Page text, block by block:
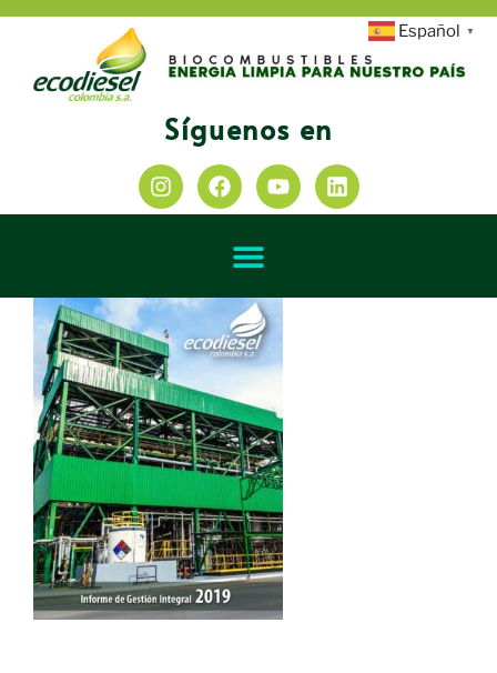
Síguenos en
Español ▼